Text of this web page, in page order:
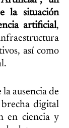
la situación
artificial,
así como
ausencia de
digital
en ciencia y